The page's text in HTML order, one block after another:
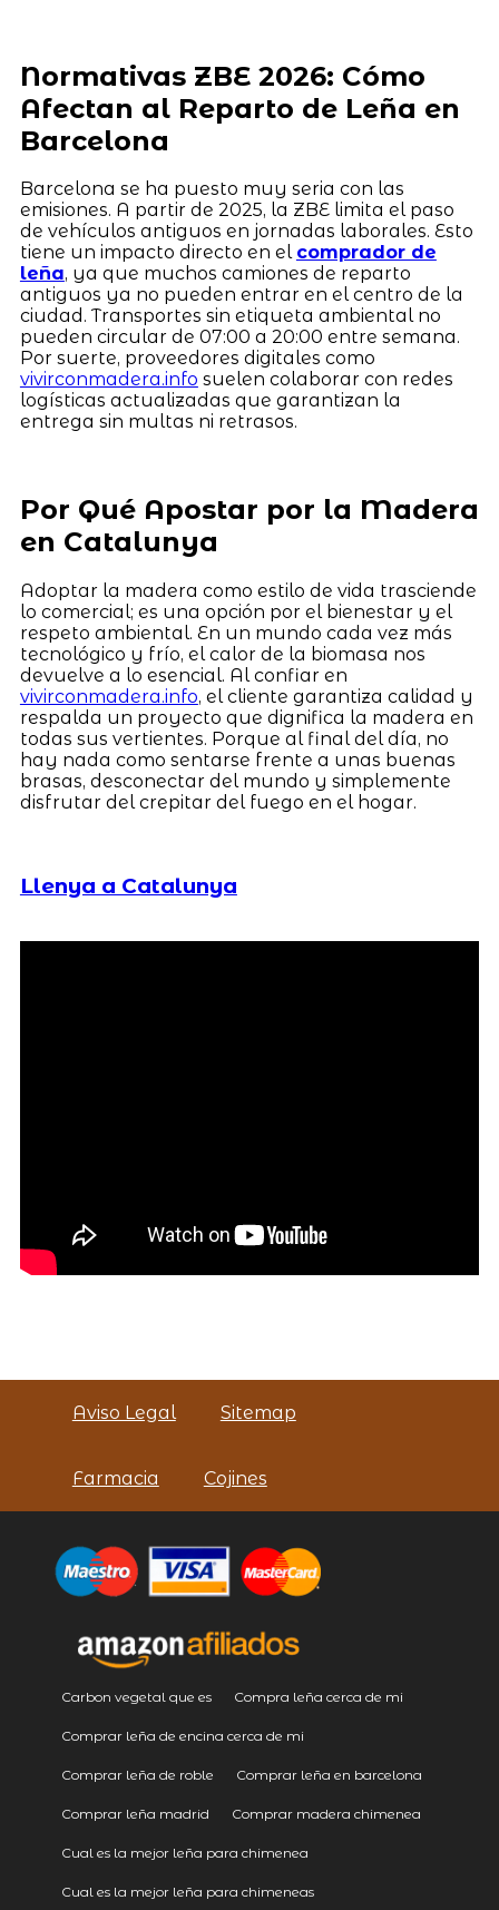
Normativas ZBE 2026: Cómo
Afectan al Reparto de Leña en
Barcelona
Barcelona se ha puesto muy seria con las
emisiones. A partir de 2025, la ZBE limita el paso
de vehículos antiguos en jornadas laborales. Esto
tiene un impacto directo en el comprador de
leña, ya que muchos camiones de reparto
antiguos ya no pueden entrar en el centro de la
ciudad. Transportes sin etiqueta ambiental no
pueden circular de 07:00 a 20:00 entre semana.
Por suerte, proveedores digitales como
vivirconmadera.info suelen colaborar con redes
logísticas actualizadas que garantizan la
entrega sin multas ni retrasos.
Por Qué Apostar por la Madera
en Catalunya
Adoptar la madera como estilo de vida trasciende
lo comercial; es una opción por el bienestar y el
respeto ambiental. En un mundo cada vez más
tecnológico y frío, el calor de la biomasa nos
devuelve a lo esencial. Al confiar en
vivirconmadera.info, el cliente garantiza calidad y
respalda un proyecto que dignifica la madera en
todas sus vertientes. Porque al final del día, no
hay nada como sentarse frente a unas buenas
brasas, desconectar del mundo y simplemente
disfrutar del crepitar del fuego en el hogar.
Llenya a Catalunya
Aviso Legal Sitemap
Farmacia Cojines
Carbon vegetal que es Compra leña cerca de mi
Comprar leña de encina cerca de mi
Comprar leña de roble Comprar leña en barcelona
Comprar leña madrid Comprar madera chimenea
Cual es la mejor leña para chimenea
Cual es la mejor leña para chimeneas